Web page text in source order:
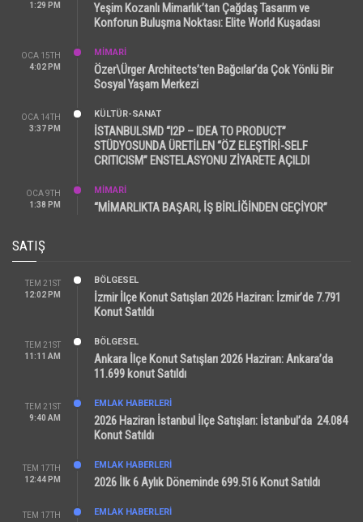
1:29 PM
Yeşim Kozanlı Mimarlık’tan Çağdaş Tasarım ve
Konforun Buluşma Noktası: Elite World Kuşadası
OCA 15TH
4:02 PM
MİMARİ
Özer\Ürger Architects’ten Bağcılar’da Çok Yönlü Bir
Sosyal Yaşam Merkezi
OCA 14TH
3:37 PM
KÜLTÜR-SANAT
İSTANBULSMD “I2P – IDEA TO PRODUCT”
STÜDYOSUNDA ÜRETİLEN “ÖZ ELEŞTİRİ-SELF
CRITICISM” ENSTELASYONU ZİYARETE AÇILDI
OCA 9TH
1:38 PM
MİMARİ
“MİMARLIKTA BAŞARI, İŞ BİRLİĞİNDEN GEÇİYOR”
SATIŞ
TEM 21ST
12:02 PM
BÖLGESEL
İzmir İlçe Konut Satışları 2026 Haziran: İzmir’de 7.791
Konut Satıldı
TEM 21ST
11:11 AM
BÖLGESEL
Ankara İlçe Konut Satışları 2026 Haziran: Ankara’da
11.699 konut Satıldı
TEM 21ST
9:40 AM
EMLAK HABERLERI
2026 Haziran İstanbul İlçe Satışları: İstanbul’da 24.084
Konut Satıldı
TEM 17TH
12:44 PM
EMLAK HABERLERI
2026 İlk 6 Aylık Döneminde 699.516 Konut Satıldı
TEM 17TH EMLAK HABERLERI